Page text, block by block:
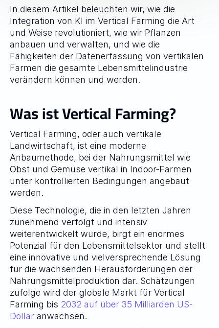
In diesem Artikel beleuchten wir, wie die
Integration von KI im Vertical Farming die Art
und Weise revolutioniert, wie wir Pflanzen
anbauen und verwalten, und wie die
Fähigkeiten der Datenerfassung von vertikalen
Farmen die gesamte Lebensmittelindustrie
verändern können und werden.
Was ist Vertical Farming?
Vertical Farming, oder auch vertikale
Landwirtschaft, ist eine moderne
Anbaumethode, bei der Nahrungsmittel wie
Obst und Gemüse vertikal in Indoor-Farmen
unter kontrollierten Bedingungen angebaut
werden.
Diese Technologie, die in den letzten Jahren
zunehmend verfolgt und intensiv
weiterentwickelt wurde, birgt ein enormes
Potenzial für den Lebensmittelsektor und stellt
eine innovative und vielversprechende Lösung
für die wachsenden Herausforderungen der
Nahrungsmittelproduktion dar. Schätzungen
zufolge wird der globale Markt für Vertical
Farming bis 2032 auf über 35 Milliarden US-
Dollar anwachsen.